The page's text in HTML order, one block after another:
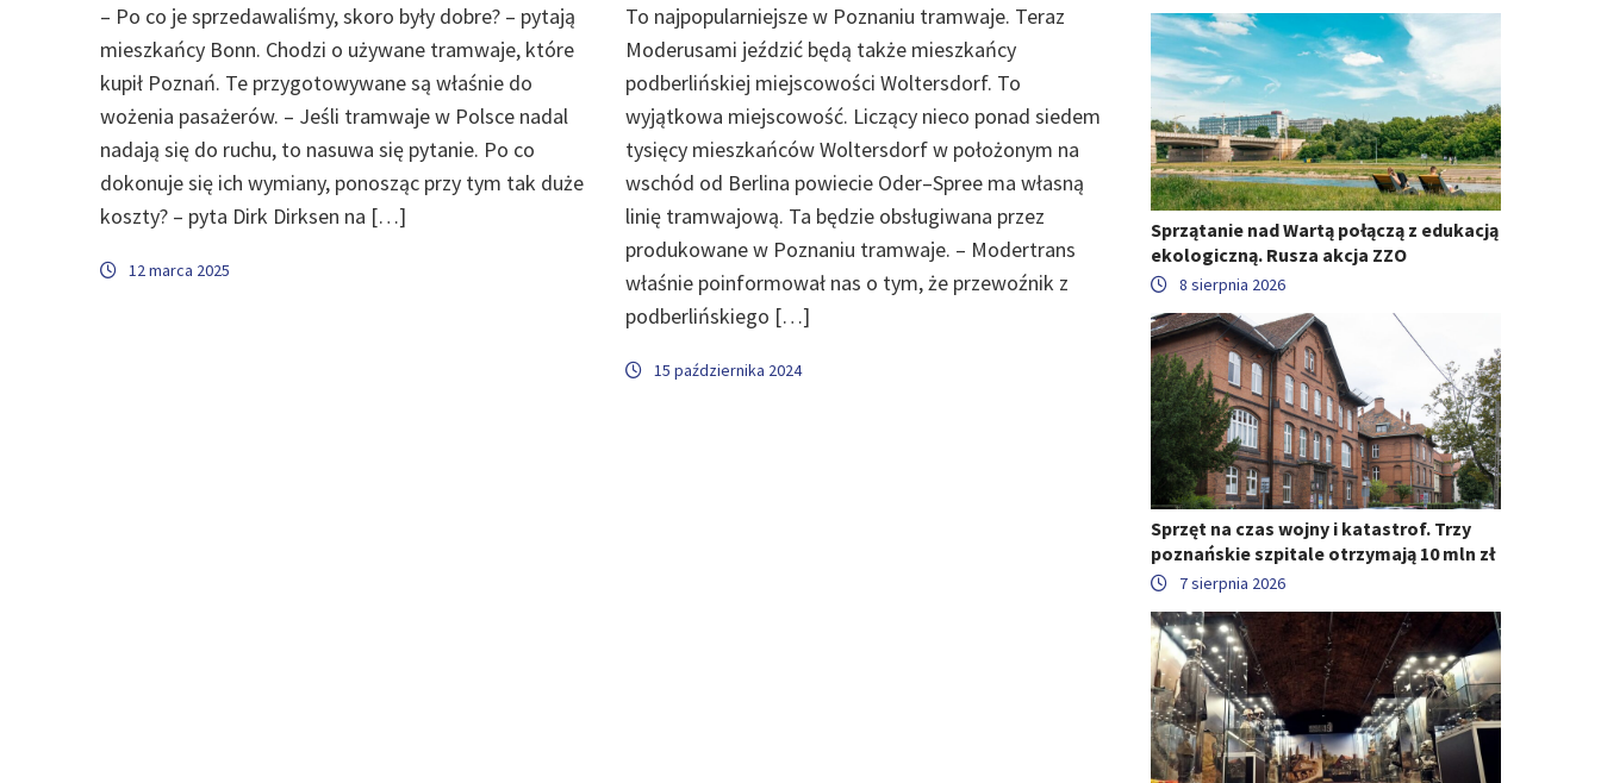
– Po co je sprzedawaliśmy, skoro były dobre? – pytają
mieszkańcy Bonn. Chodzi o używane tramwaje, które
kupił Poznań. Te przygotowywane są właśnie do
wożenia pasażerów. – Jeśli tramwaje w Polsce nadal
nadają się do ruchu, to nasuwa się pytanie. Po co
dokonuje się ich wymiany, ponosząc przy tym tak duże
koszty? – pyta Dirk Dirksen na […]
12 marca 2025
To najpopularniejsze w Poznaniu tramwaje. Teraz
Moderusami jeździć będą także mieszkańcy
podberlińskiej miejscowości Woltersdorf. To
wyjątkowa miejscowość. Liczący nieco ponad siedem
tysięcy mieszkańców Woltersdorf w położonym na
wschód od Berlina powiecie Oder–Spree ma własną
linię tramwajową. Ta będzie obsługiwana przez
produkowane w Poznaniu tramwaje. – Modertrans
właśnie poinformował nas o tym, że przewoźnik z
podberlińskiego […]
15 października 2024
Sprzątanie nad Wartą połączą z edukacją
ekologiczną. Rusza akcja ZZO
8 sierpnia 2026
Sprzęt na czas wojny i katastrof. Trzy
poznańskie szpitale otrzymają 10 mln zł
7 sierpnia 2026